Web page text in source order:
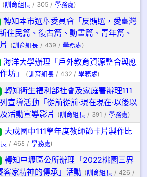
(訓育組長 / 305 / 學務處)
轉知本市選舉委員會「反賄選，愛臺灣
住民篇、復古篇、動畫篇、青年篇、
(訓育組長 / 439 / 學務處)
海洋大學辦理「戶外教育資源整合與應
坊」
(訓育組長 / 432 / 學務處)
轉知衛生福利部社會及家庭署辦理111
宣導活動「從前從前·現在現在·以後以
活動宣導影片 (訓育組長 / 391 / 學務處)
大成國中111學年度教師節卡片製作比
/ 468 / 學務處)
轉知中壢區公所辦理「2022桃園三界
家精神的傳承」活動 (訓育組長 / 426 /